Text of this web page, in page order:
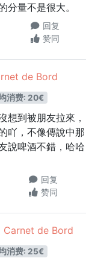
分量不是很大。
回复
赞同
de Bord
消费: 20€
想到被朋友拉來，
吖，不像傳說中那
說啤酒不錯，哈哈
回复
赞同
Carnet de Bord
消费: 25€